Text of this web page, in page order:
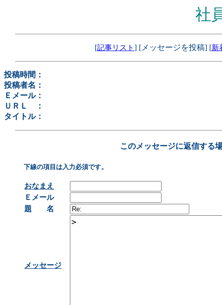
社
[記事リスト] [メッセージを投稿] [新
投稿時間：
投稿者名：
Ｅメール：
ＵＲＬ ：
タイトル：
このメッセージに返信する
下線の項目は入力必須です。
おなまえ
Ｅメール
題 名
メッセージ